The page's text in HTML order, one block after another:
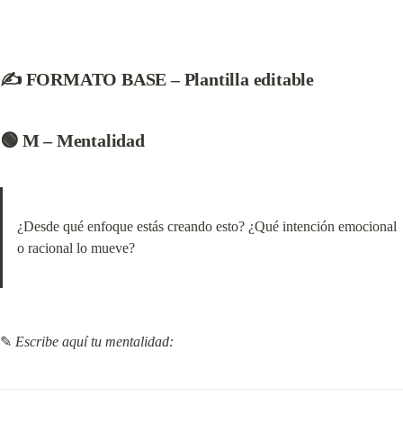
✍️ FORMATO BASE – Plantilla editable
🟢 M – Mentalidad
¿Desde qué enfoque estás creando esto? ¿Qué intención emocional
o racional lo mueve?
✎ Escribe aquí tu mentalidad: